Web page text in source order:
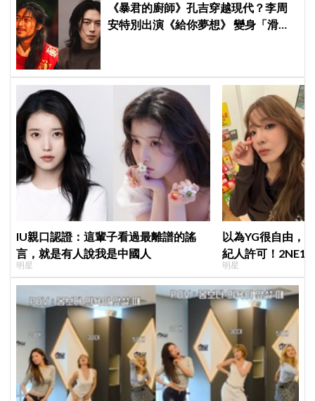
《暴君的廚師》孔吉穿越現代？李周
安特別出演《給你夢想》 變身「滑
IU親口認證：這輩子看過最離譜的謠
言，就是有人說我是中國人
明星
以為YG很自由，
紀人許可！2NE1
羨慕少女時代」
明星